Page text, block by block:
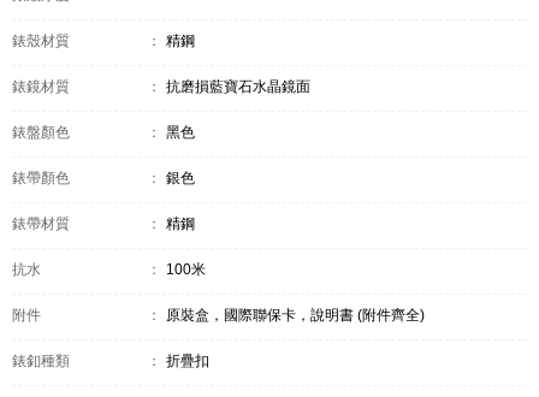
錶殼材質 ： 精鋼
錶鏡材質 ： 抗磨損藍寶石水晶鏡面
錶盤顏色 ： 黑色
錶帶顏色 ： 銀色
錶帶材質 ： 精鋼
抗水 ： 100米
附件 ： 原裝盒，國際聯保卡，說明書 (附件齊全)
錶釦種類 ： 折疊扣